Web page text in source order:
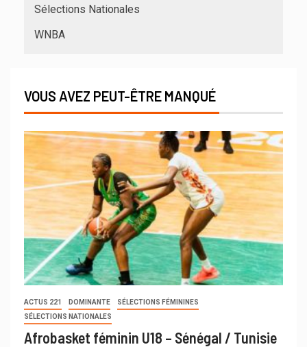
Sélections Nationales
WNBA
VOUS AVEZ PEUT-ÊTRE MANQUÉ
ACTUS 221 DOMINANTE
SÉLECTIONS FÉMININES
SÉLECTIONS NATIONALES
Afrobasket féminin U18 – Sénégal / Tunisie